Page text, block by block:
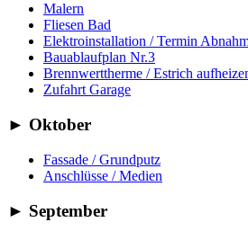
Malern
Fliesen Bad
Elektroinstallation / Termin
Bauablaufplan Nr.3
Brennwerttherme / Estrich
Zufahrt Garage
► Oktober
Fassade / Grundputz
Anschlüsse / Medien
► September